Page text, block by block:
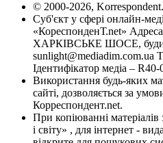
© 2000-2026,
Суб'єкт у сфері онлайн-
«КореспонденТ.net»
ХАРКІВСЬКЕ ШОСЕ,
sunlight@mediadim.com.ua
Ідентифікатор медіа –
Використання будь-яких
сайті, дозволяється за
Корреспондент.net.
При копіюванні
і світу» , для інтернет -